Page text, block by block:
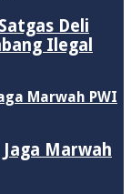
Deli
Ilegal
Marwah